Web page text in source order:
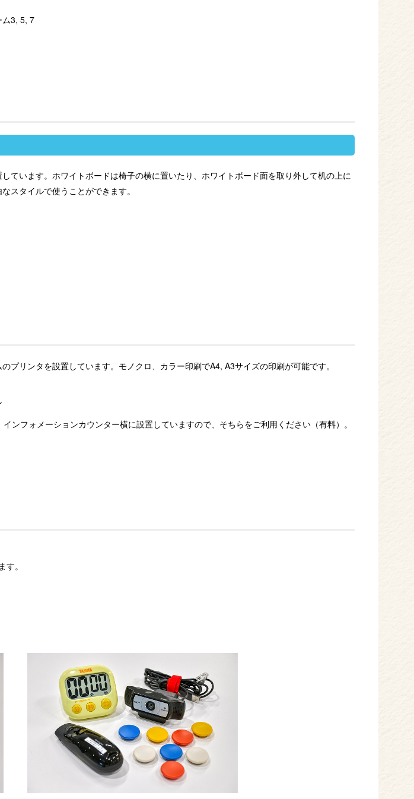
ム3, 5, 7
ています。ホワイトボードは椅子の横に置いたり、ホワイトボード面を取り外して机の上に
スタイルで使うことができます。
プリンタを設置しています。モノクロ、カラー印刷でA4, A3サイズの印刷が可能です。
ンフォメーションカウンター横に設置していますので、そちらをご利用ください（有料）。
。